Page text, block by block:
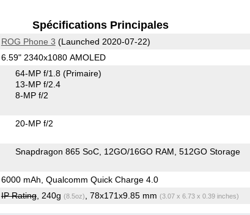
Spécifications Principales
ROG Phone 3 (Launched 2020-07-22)
6.59" 2340x1080 AMOLED
64-MP f/1.8 (Primaire)
13-MP f/2.4
8-MP f/2
20-MP f/2
Snapdragon 865 SoC 12GO/16GO RAM 512GO Storage
6000 mAh, Qualcomm Quick Charge 4.0
IP Rating, 240g (8.5oz) , 78x171x9.85 mm (3.07 x 6.73 x 0.39 inches)